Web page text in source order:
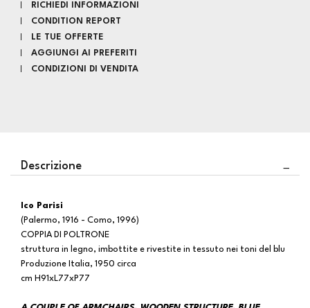
RICHIEDI INFORMAZIONI
CONDITION REPORT
LE TUE OFFERTE
AGGIUNGI AI PREFERITI
CONDIZIONI DI VENDITA
Descrizione
Ico Parisi
(Palermo, 1916 - Como, 1996)
COPPIA DI POLTRONE
struttura in legno, imbottite e rivestite in tessuto nei toni del blu
Produzione Italia, 1950 circa
cm H91xL77xP77